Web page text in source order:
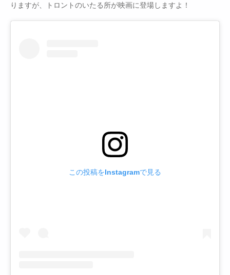
りますが、トロントのいたる所が映画に登場しますよ！
この投稿をInstagramで見る